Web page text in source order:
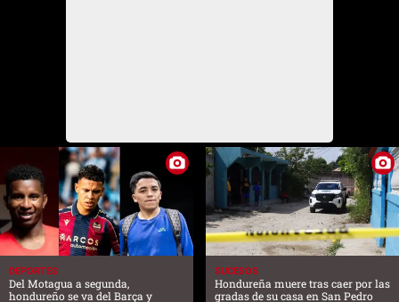
DEPORTES
Del Motagua a segunda,
hondureño se va del Barça y
SUCESOS
Hondureña muere tras caer por las
gradas de su casa en San Pedro